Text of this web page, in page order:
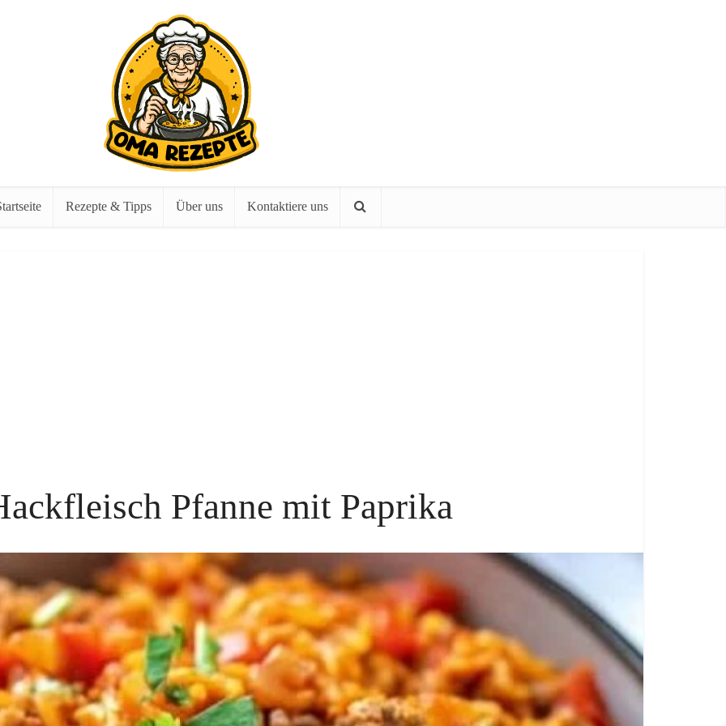
Rezepte & Tipps Über uns Kontaktiere uns
Pfanne mit Paprika